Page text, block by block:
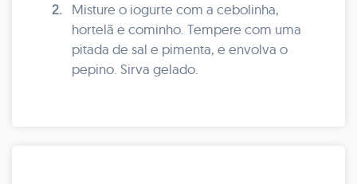
2.
Misture o iogurte com a cebolinha,
hortelã e cominho. Tempere com uma
pitada de sal e pimenta, e envolva o
pepino. Sirva gelado.